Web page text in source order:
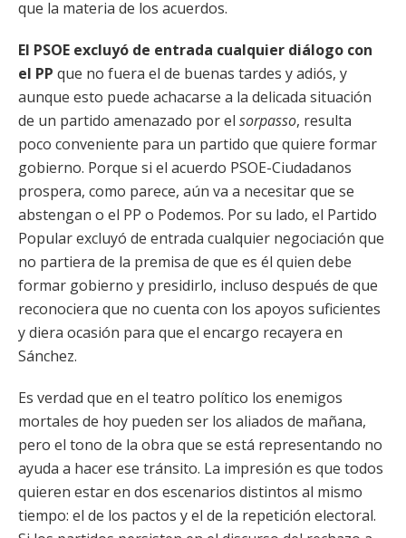
que la materia de los acuerdos.
El PSOE excluyó de entrada cualquier diálogo con
el PP que no fuera el de buenas tardes y adiós, y
aunque esto puede achacarse a la delicada situación
de un partido amenazado por el sorpasso, resulta
poco conveniente para un partido que quiere formar
gobierno. Porque si el acuerdo PSOE-Ciudadanos
prospera, como parece, aún va a necesitar que se
abstengan o el PP o Podemos. Por su lado, el Partido
Popular excluyó de entrada cualquier negociación que
no partiera de la premisa de que es él quien debe
formar gobierno y presidirlo, incluso después de que
reconociera que no cuenta con los apoyos suficientes
y diera ocasión para que el encargo recayera en
Sánchez.
Es verdad que en el teatro político los enemigos
mortales de hoy pueden ser los aliados de mañana,
pero el tono de la obra que se está representando no
ayuda a hacer ese tránsito. La impresión es que todos
quieren estar en dos escenarios distintos al mismo
tiempo: el de los pactos y el de la repetición electoral.